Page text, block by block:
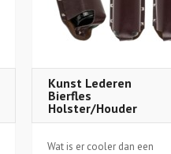
Kunst Lederen
Bierfles
Holster/Houder
Wat is er cooler dan een